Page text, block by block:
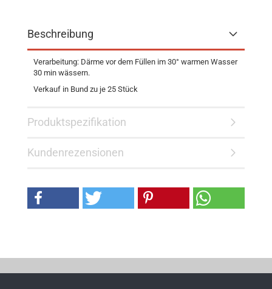
Beschreibung
Verarbeitung: Därme vor dem Füllen im 30° warmen Wasser
30 min wässern.
Verkauf in Bund zu je 25 Stück
Produktspezifikation
Kundenrezensionen